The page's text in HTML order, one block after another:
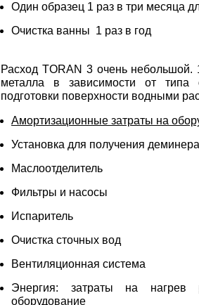
Один образец 1 раз в три месяца
Очистка ванны 1 раз в год
Расход TORAN 3 очень
металла в зависимости от типа
подготовки поверхности водными
Амортизационные затраты на
Установка для получения
Маслоотделитель
Фильтры и насосы
Испаритель
Очистка сточных вод
Вентиляционная система
Энергия: затраты на нагрев
оборудование